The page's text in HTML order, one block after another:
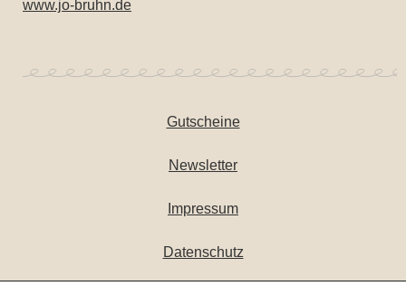
www.jo-bruhn.de
Gutscheine
Newsletter
Impressum
Datenschutz